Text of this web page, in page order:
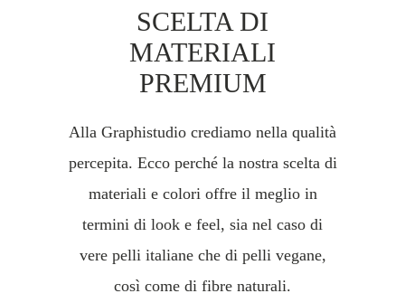
SCELTA DI
MATERIALI
PREMIUM
Alla Graphistudio crediamo nella qualità
percepita. Ecco perché la nostra scelta di
materiali e colori offre il meglio in
termini di look e feel, sia nel caso di
vere pelli italiane che di pelli vegane,
così come di fibre naturali.